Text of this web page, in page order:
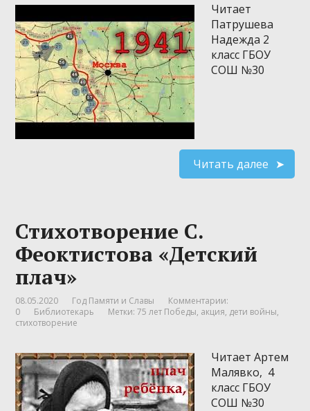
Читает
Патрушева
Надежда 2
класс ГБОУ
СОШ №30
Читать далее
Стихотворение С.
Феоктистова «Детский
плач»
08.05.2020 Год Памяти и Славы
Комментарии:
0
Библиотекарь Метки:75 лет Победы, акция, дети войны,
стихотворение
Читает Артем
Малявко, 4
класс ГБОУ
СОШ №30